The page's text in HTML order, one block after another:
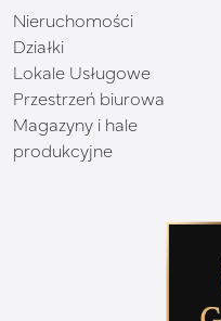
Nieruchomości
Działki
Lokale Usługowe
Przestrzeń biurowa
Magazyny i hale
produkcyjne